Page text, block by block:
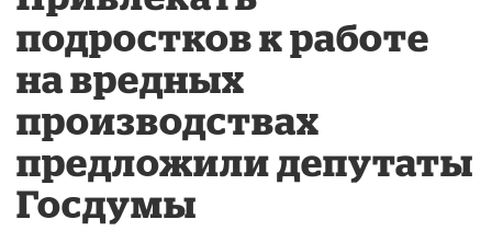
подростков к работе
на вредных
производствах
предложили депутаты
Госдумы